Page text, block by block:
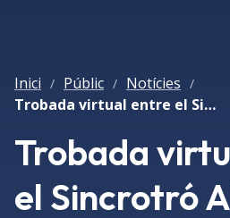
Inici / Públic / Notícies /
Trobada virtual entre el Sincrotró ALBA i FCT Portugal
Trobada
el Sincrotró